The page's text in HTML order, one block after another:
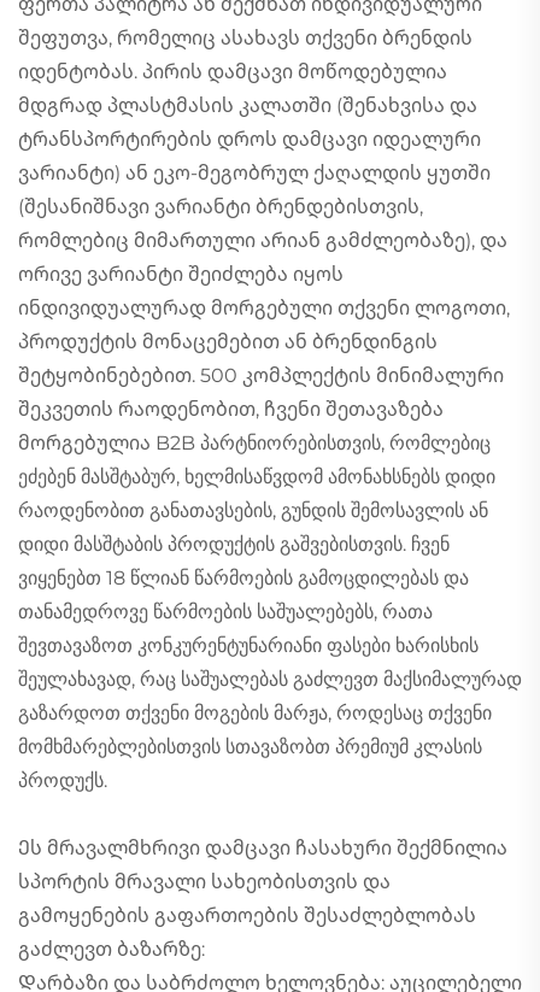
შეფუთვა, რომელიც ასახავს თქვენი ბრენდის
იდენტობას. პირის დამცავი მოწოდებულია
მდგრად პლასტმასის კალათში (შენახვისა და
ტრანსპორტირების დროს დამცავი იდეალური
ვარიანტი) ან ეკო-მეგობრულ ქაღალდის ყუთში
(შესანიშნავი ვარიანტი ბრენდებისთვის,
რომლებიც მიმართული არიან გამძლეობაზე), და
ორივე ვარიანტი შეიძლება იყოს
ინდივიდუალურად მორგებული თქვენი ლოგოთი,
პროდუქტის მონაცემებით ან ბრენდინგის
შეტყობინებებით. 500 კომპლექტის მინიმალური
შეკვეთის რაოდენობით, ჩვენი შეთავაზება
მორგებულია B2B პარტნიორებისთვის, რომლებიც
ეძებენ მასშტაბურ, ხელმისაწვდომ ამონახსნებს დიდი
რაოდენობით განათავსების, გუნდის შემოსავლის ან
დიდი მასშტაბის პროდუქტის გაშვებისთვის. ჩვენ
ვიყენებთ 18 წლიან წარმოების გამოცდილებას და
თანამედროვე წარმოების საშუალებებს, რათა
შევთავაზოთ კონკურენტუნარიანი ფასები ხარისხის
შეულახავად, რაც საშუალებას გაძლევთ მაქსიმალურად
გაზარდოთ თქვენი მოგების მარჟა, როდესაც თქვენი
მომხმარებლებისთვის სთავაზობთ პრემიუმ კლასის
პროდუქს.
Ეს მრავალმხრივი დამცავი ჩასახური შექმნილია
სპორტის მრავალი სახეობისთვის და
გამოყენების გაფართოების შესაძლებლობას
გაძლევთ ბაზარზე:
Დარბაზი და საბრძოლო ხელოვნება: აუცილებელი